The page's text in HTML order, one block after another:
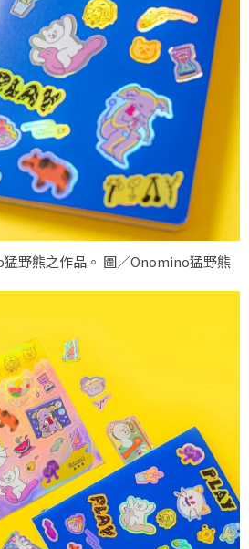
野熊之作品。 圖／Onomino猛野熊